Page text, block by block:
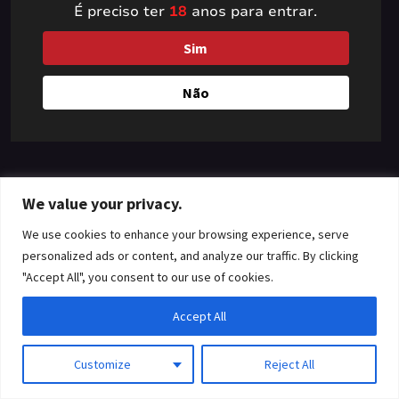
We value your privacy.
We use cookies to enhance your browsing experience, serve
personalized ads or content, and analyze our traffic. By clicking
"Accept All", you consent to our use of cookies.
Customize Reject All
Accept All
something amazing
— check back soon!
É preciso ter 18 anos para entrar.
Sim
Não